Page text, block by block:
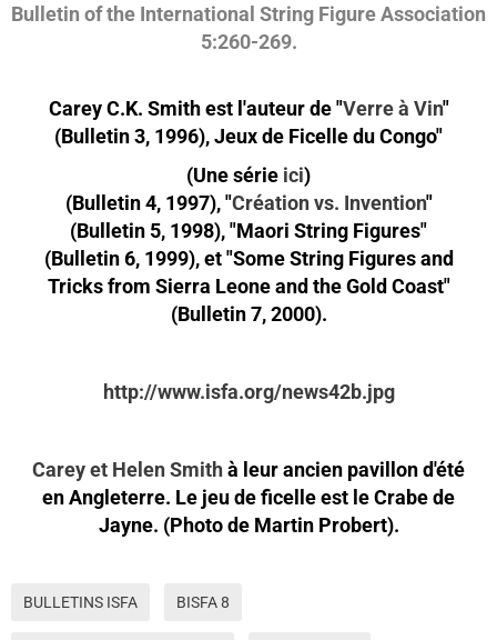
Bulletin of the International String Figure Association
5:260-269.
Carey C.K. Smith est l'auteur de "Verre à Vin"
(Bulletin 3, 1996), Jeux de Ficelle du Congo"
(Une série ici)
(Bulletin 4, 1997), "Création vs. Invention"
(Bulletin 5, 1998), "Maori String Figures"
(Bulletin 6, 1999), et "Some String Figures and
Tricks from Sierra Leone and the Gold Coast"
(Bulletin 7, 2000).
http://www.isfa.org/news42b.jpg
Carey et Helen Smithà leur ancien pavillon d'été
en Angleterre. Le jeu de ficelle est le Crabe de
Jayne. (Photo de Martin Probert).
BULLETINS ISFA BISFA 8